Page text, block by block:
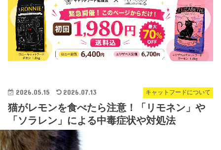
キャットフードについて
2026.05.15 2026.07.13
猫がレモンを食べたら注意！「リモネン」や
「ソラレン」による中毒症状や対処法